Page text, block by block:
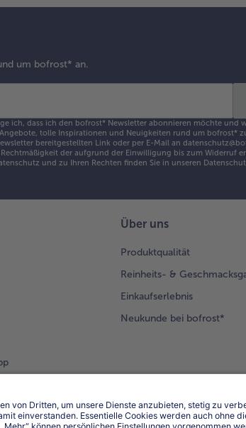
um bofrost* an.
ich, dass ich den bofrost* Newsletter abonnieren möchte und
tolle Inspirationen und Neuigkeiten rund um bofrost*
bereitgestellten Link oder per E-Mail an
der aufgrund der Einwilligung bis zum Widerruf
und zu Ihren Rechten finden Sie in unseren
Über uns
Produktqualität
Reinheits- &
Einkaufserlebnis
Neukunde bei bofrost*